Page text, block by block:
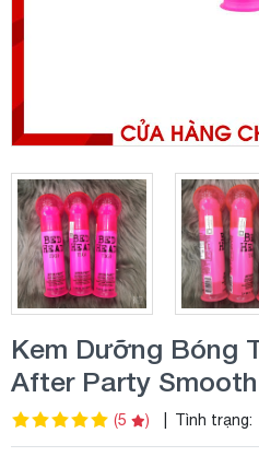
Kem Dưỡng Bóng
After Party Smooth
(5 ) Tình trạng: